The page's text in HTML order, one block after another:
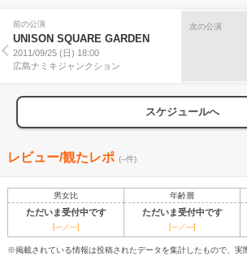
前の公演
UNISON SQUARE GARDEN
2011/09/25 (日) 18:00
広島ナミキジャンクション
次の公演
スケジュールへ
レビュー/観たレポ (--件)
男女比 年齢層
ただいま受付中です ただいま受付中です
[---／---] [---／---]
※掲載されている情報は投稿されたデータを集計したもので、実